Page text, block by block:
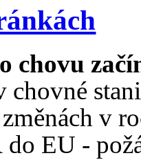
chovu
chovné
v
do EU -